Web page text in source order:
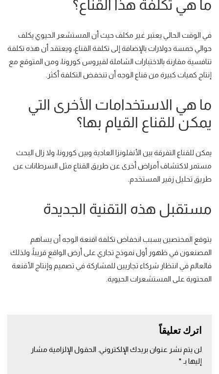
ما هي تكلفة هذا القناع؟
في الوقت الحالي يعتبر غير مكلف حيث أن المستشعر الحيوي يكلف
حوالي خمسة دولارات بالإضافة إلى تكلفة القناع، ويعتقد أن هذه تكلفة
تنافسية مقارنة بالاختبارات الشاملة لفيروس كورونا، ومن المتوقع مع
إنتاج كميات كبيرة من قناع الوجه أن تنخفض التكلفة أكثر.
ما هي الاستخدامات الأخرى التي
يمكن للقناع القيام بها؟
يمكن للقناع التفرقة بين الأنفلونزا العادية وبين كورونا، ولا زال البحث
مستمر لاكتشاف أمراض أخرى عن طريق القناع مثل السرطانات عن
طريق تحليل زفير المستخدم
مستقبل هذه التقنية الجديدة
يتوقع المختصين بسبب انخفاض تكلفة اقنعة الوجه أن يساهم
المصنعون في ظهور أول نموذج تجاري على أرض الواقع قريباً، ولذلك
فالعالم في انتظار شركاء تجاريين للمشاركة في تصميم وإنتاج الأقنعة
المحتوية على المستشعرات الحيوية.
اترك تعليقاً
لن يتم نشر عنوان بريدك الإلكتروني. الحقول الإلزامية مشار
إليها بـ *